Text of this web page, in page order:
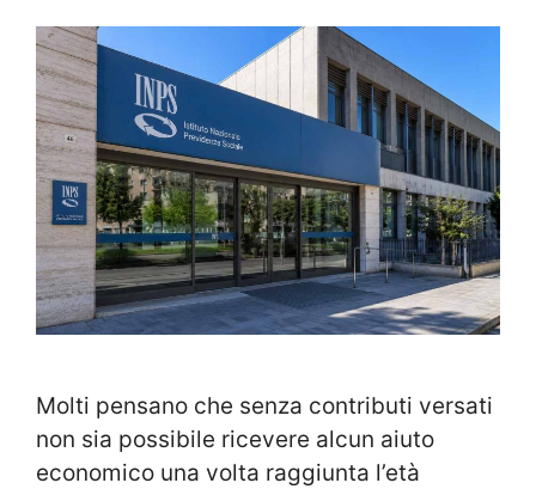
Molti pensano che senza contributi versati
non sia possibile ricevere alcun aiuto
economico una volta raggiunta l’età